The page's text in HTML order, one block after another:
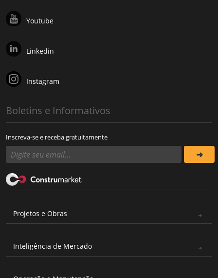
Youtube
Linkedin
Instagram
Boletins e Informativos
Inscreva-se e receba gratuitamente
Projetos e Obras
Inteligência de Mercado